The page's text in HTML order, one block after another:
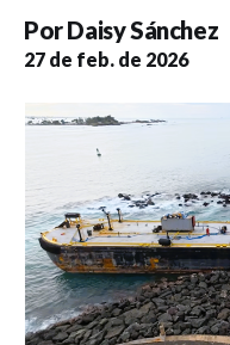
PorDaisy Sánchez
27 de feb. de 2026